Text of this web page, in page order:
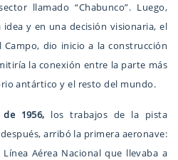
llamado “Chabunco”. Luego,
y en una decisión visionaria, el
Campo, dio inicio a la construcción
la conexión entre la parte más
antártico y el resto del mundo.
1956, los trabajos de la pista
arribó la primera aeronave:
Aérea Nacional que llevaba a